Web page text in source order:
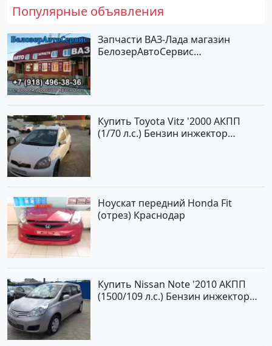
Популярные объявления
Запчасти ВАЗ-Лада магазин
БелозерАвтоСервис
Купить Toyota Vitz '2000 АКПП
(1/70 л.с.) Бензин инжектор
Ноускат передний Honda Fit
(отрез) Краснодар
Купить Nissan Note '2010 АКПП
(1500/109 л.с.) Бензин инжектор